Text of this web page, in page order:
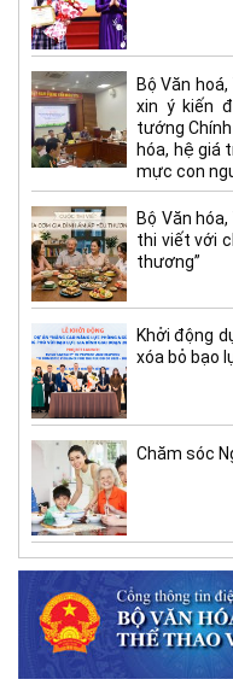
Bộ Văn
xin ý kiến
tướng
hóa, hệ giá
mực con
Bộ Văn
thi viết với
thương”
Khởi động
xóa bỏ bạo
Chăm sóc